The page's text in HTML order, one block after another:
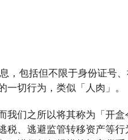
，包括但不限于身份证号
切行为，类似「人肉」。
们之所以将其称为「开
、逃避监管转移资产等